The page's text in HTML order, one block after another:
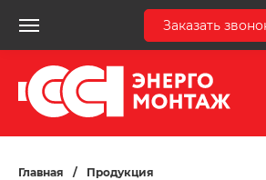
Заказать
Главная /
Продукция